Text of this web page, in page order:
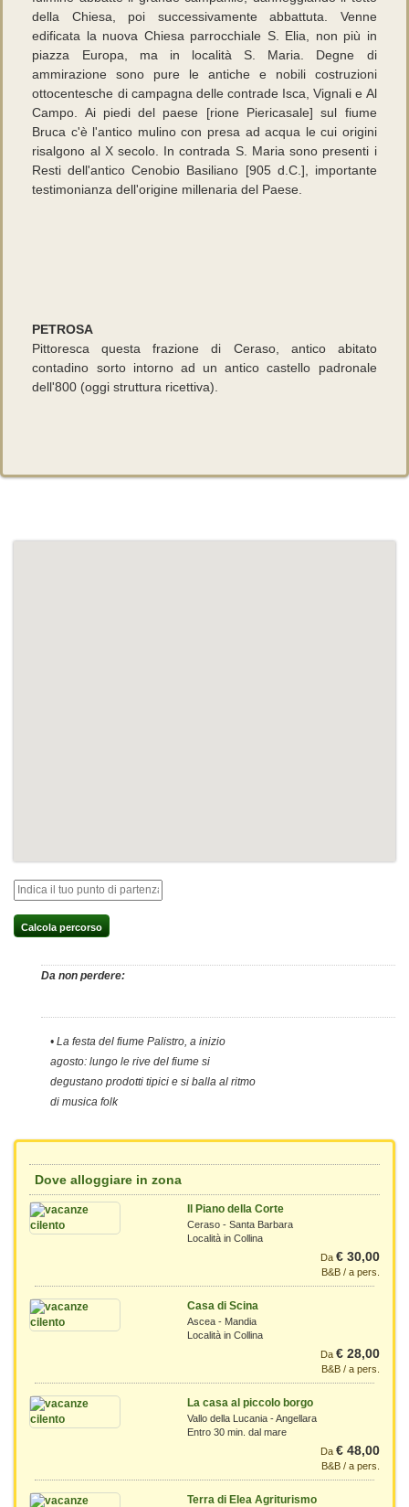
della Chiesa, poi successivamente abbattuta. Venne
edificata la nuova Chiesa parrocchiale S. Elia, non più in
piazza Europa, ma in località S. Maria. Degne di
ammirazione sono pure le antiche e nobili costruzioni
ottocentesche di campagna delle contrade Isca, Vignali e Al
Campo. Ai piedi del paese [rione Piericasale] sul fiume
Bruca c'è l'antico mulino con presa ad acqua le cui origini
risalgono al X secolo. In contrada S. Maria sono presenti i
Resti dell'antico Cenobio Basiliano [905 d.C.], importante
testimonianza dell'origine millenaria del Paese.
PETROSA
Pittoresca questa frazione di Ceraso, antico abitato
contadino sorto intorno ad un antico castello padronale
dell'800 (oggi struttura ricettiva).
Calcola percorso
Da non perdere:
• La festa del fiume Palistro, a inizio
agosto: lungo le rive del fiume si
degustano prodotti tipici e si balla al ritmo
di musica folk
Dove alloggiare in zona
Il Piano della Corte
Ceraso - Santa Barbara
Località in Collina
Da € 30,00
B&B / a pers.
Casa di Scina
Ascea - Mandia
Località in Collina
Da € 28,00
B&B / a pers.
La casa al piccolo borgo
Vallo della Lucania - Angellara
Entro 30 min. dal mare
Da € 48,00
B&B / a pers.
Terra di Elea Agriturismo